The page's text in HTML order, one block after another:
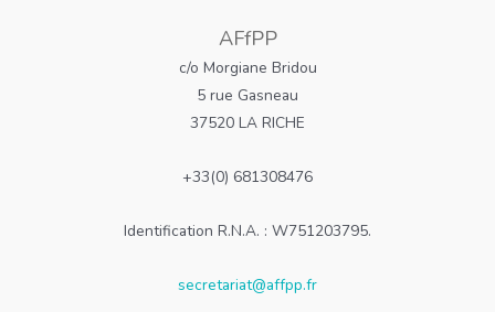
AFfPP
c/o Morgiane Bridou
5 rue Gasneau
37520 LA RICHE
+33(0) 681308476
Identification R.N.A. : W751203795.
secretariat@affpp.fr